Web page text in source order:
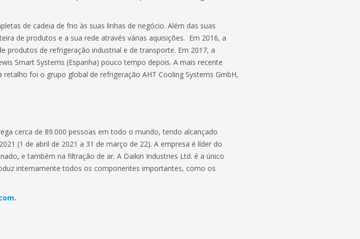
de cadeia de frio às suas linhas de negócio. Além das suas
de produtos e a sua rede através várias aquisições. Em 2016, a
produtos de refrigeração industrial e de transporte. Em 2017, a
Smart Systems (Espanha) pouco tempo depois. A mais recente
foi o grupo global de refrigeração AHT Cooling Systems GmbH,
cerca de 89.000 pessoas em todo o mundo, tendo alcançado
(1 de abril de 2021 a 31 de março de 22). A empresa é líder do
e também na filtração de ar. A Daikin Industries Ltd. é a único
internamente todos os componentes importantes, como os
.